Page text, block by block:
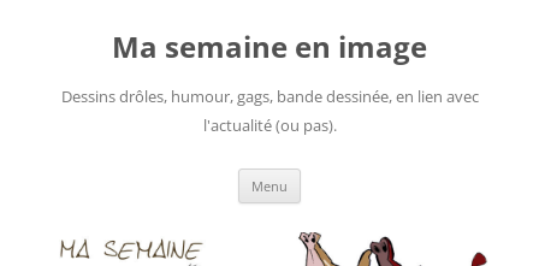
Ma semaine en image
Dessins drôles, humour, gags, bande dessinée, en lien avec
l'actualité (ou pas).
Menu